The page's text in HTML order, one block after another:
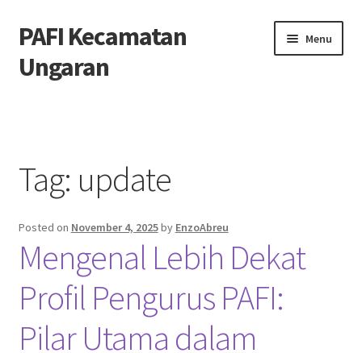
Skip
to
navigation
Skip
to
content
PAFI Kecamatan
Ungaran
Menu
Privacy Policy
Tentang Kami
Tag: update
Posted on November 4, 2025by EnzoAbreu
Mengenal Lebih Dekat
Profil Pengurus PAFI:
Pilar Utama dalam